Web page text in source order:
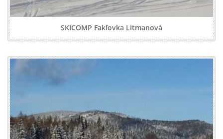
SKICOMP Fakľovka Litmanová